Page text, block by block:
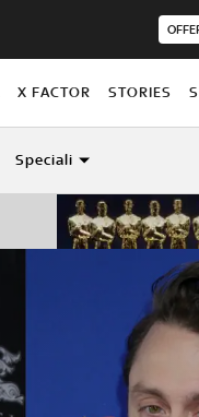
X FACTOR STORIES
Speciali